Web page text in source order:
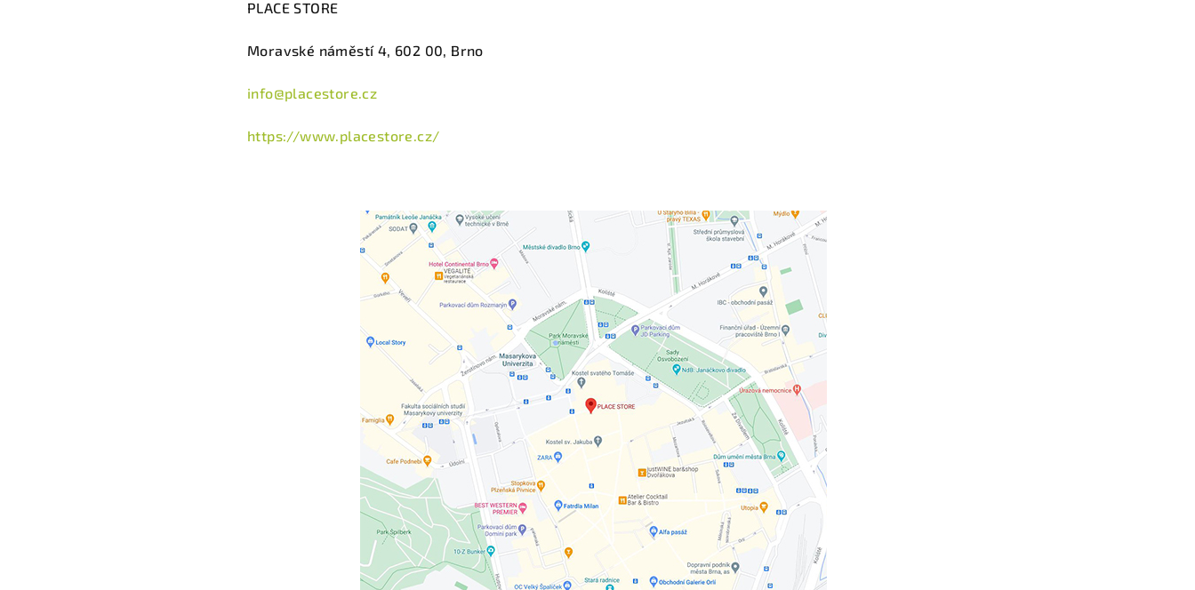
PLACE STORE
Moravské náměstí 4, 602 00, Brno
info@placestore.cz
https://www.placestore.cz/